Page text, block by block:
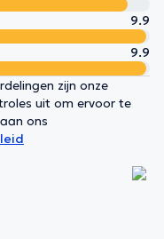
9.9
9.9
zijn onze
uit om ervoor te
ons